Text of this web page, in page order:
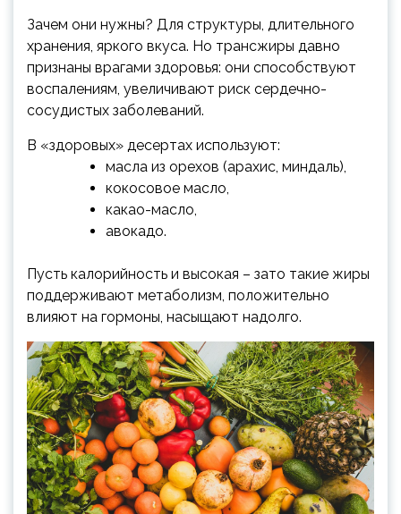
Зачем они нужны? Для структуры, длительного
хранения, яркого вкуса. Но трансжиры давно
признаны врагами здоровья: они способствуют
воспалениям, увеличивают риск сердечно-
сосудистых заболеваний.
В «здоровых» десертах используют:
масла из орехов (арахис, миндаль),
кокосовое масло,
какао-масло,
авокадо.
Пусть калорийность и высокая – зато такие жиры
поддерживают метаболизм, положительно
влияют на гормоны, насыщают надолго.